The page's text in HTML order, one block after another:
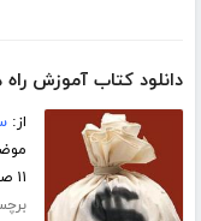
دانلود کتاب آموزش
از:
۱۱ صفحه